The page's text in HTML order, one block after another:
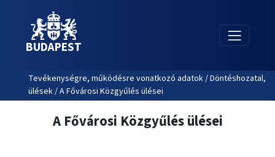
BUDAPEST
Tevékenységre, működésre vonatkozó adatok / Döntéshozatal,
ülések / A Fővárosi Közgyűlés ülései
A Fővárosi Közgyűlés ülései